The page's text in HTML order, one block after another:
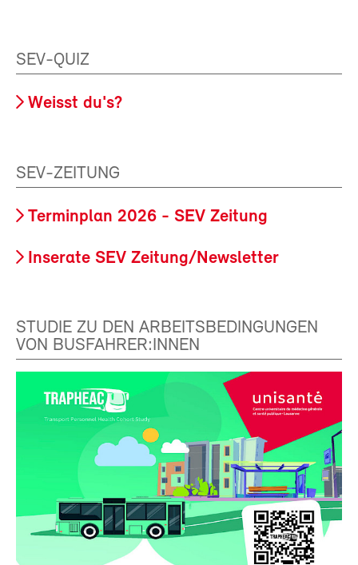
SEV-QUIZ
Weisst du's?
SEV-ZEITUNG
Terminplan 2026 - SEV Zeitung
Inserate SEV Zeitung/Newsletter
STUDIE ZU DEN ARBEITSBEDINGUNGEN
VON BUSFAHRER:INNEN